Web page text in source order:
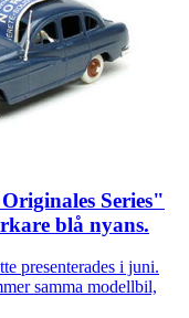
Series"
blå nyans.
presenterades i juni.
samma modellbil,